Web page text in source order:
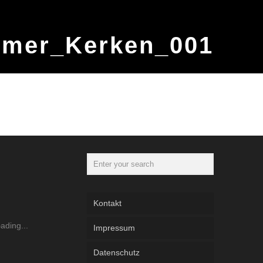
Kontakt
Impressum
Datenschutz